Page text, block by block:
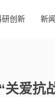
研创新 新
爱抗